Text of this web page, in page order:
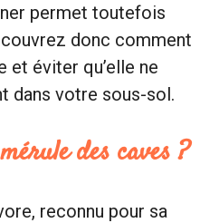
permet toutefois
donc comment
et éviter qu’elle ne
dans votre sous-sol.
des caves ?
reconnu pour sa